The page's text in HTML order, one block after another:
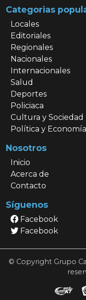
Categorias
Locales
Editoriales
Regionales
Nacionales
Internacionales
Salud
Deportes
Policiaca
Cultura y Sociedad
Política y Economía
Nosotros
Inicio
Acerca de
Contacto
Síguenos
Facebook
Facebook
© Copyright Grupo